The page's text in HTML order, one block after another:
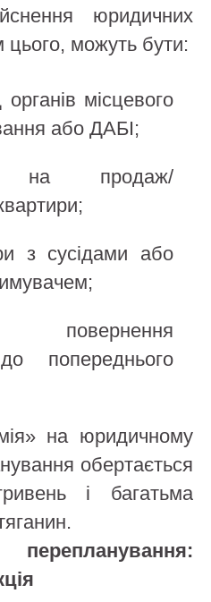
юридичних
цього, можуть бути:
місцевого
або ДАБІ;
на продаж/
з сусідами або
повернення
попереднього
на юридичному
обертається
і багатьма